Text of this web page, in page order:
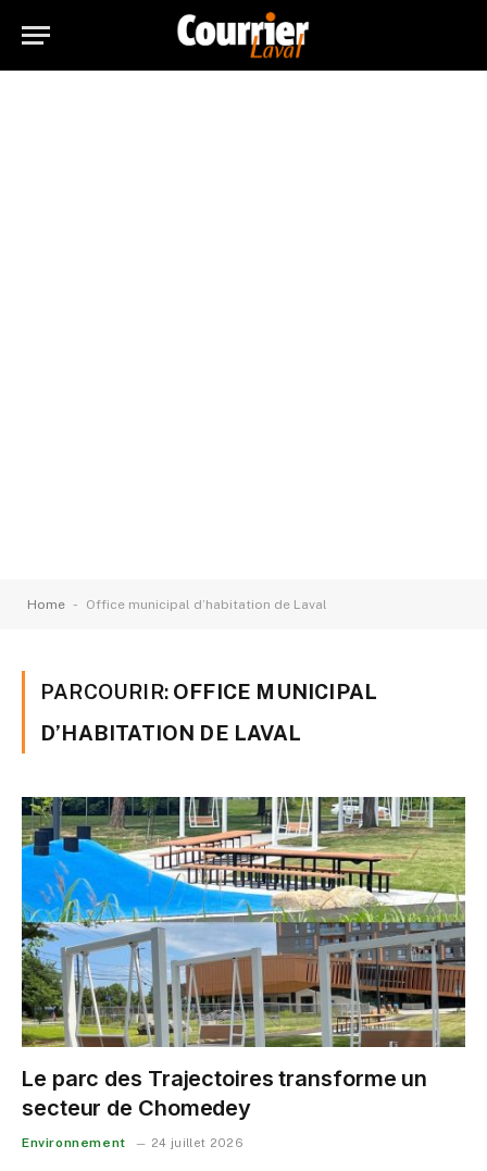
Home - Office municipal d’habitation de Laval
PARCOURIR: OFFICE MUNICIPAL
D’HABITATION DE LAVAL
Le parc des Trajectoires transforme un
secteur de Chomedey
Environnement 24 juillet 2026